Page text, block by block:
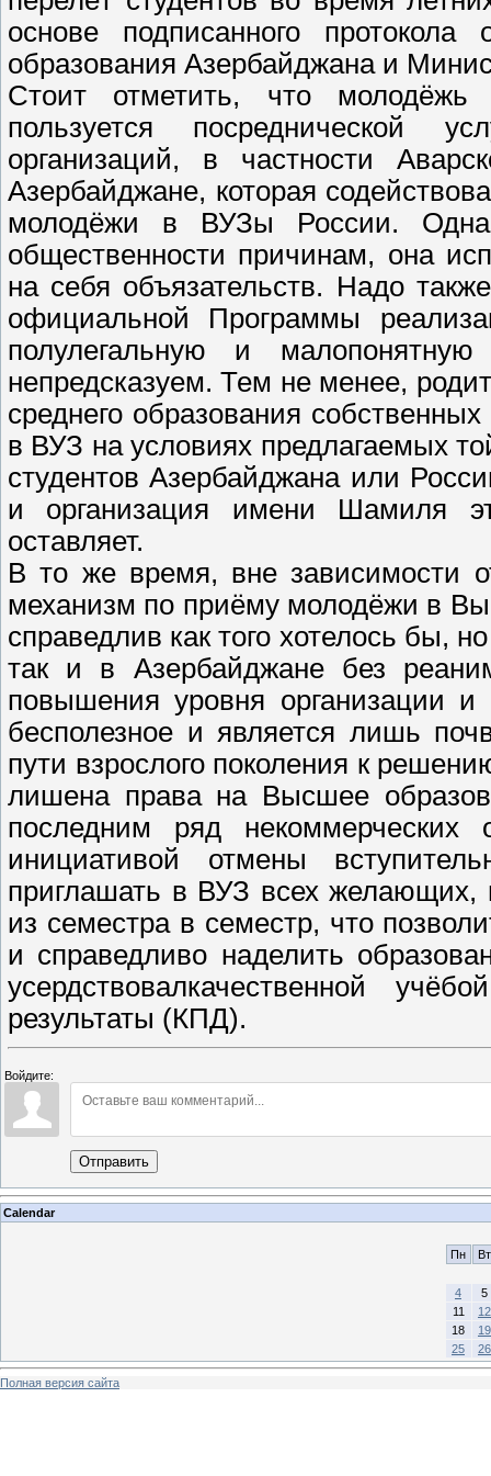
основе подписанного
образования Азербайджана и
Стоит отметить, что молодёжь
пользуется посреднической
организаций, в частности
Азербайджане, которая
молодёжи в ВУЗы России.
общественности причинам, она
на себя объязательств. Надо
официальной Программы
полулегальную и
непредсказуем. Тем не менее,
среднего образования
в ВУЗ на условиях предлагаемых
студентов Азербайджана или
и организация имени Шамиля
оставляет.
В то же время, вне зависимости
механизм по приёму молодёжи в
справедлив как того хотелось бы,
так и в Азербайджане без
повышения уровня организации
бесполезное и является лишь
пути взрослого поколения к
лишена права на Высшее
последним ряд некоммерческих
инициативой отмены
приглашать в ВУЗ всех желающих,
из семестра в семестр, что
и справедливо наделить
усердствовалкачественной
результаты (КПД).
Войдите:
Отправить
Calendar
Пн Вт
4
5
11
12
18
19
25
26
Полная версия сайта